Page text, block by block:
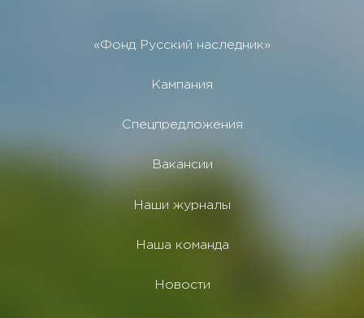
«Фонд Русский наследник»
Кампания
Спецпредложения
Вакансии
Наши журналы
Наша команда
Новости